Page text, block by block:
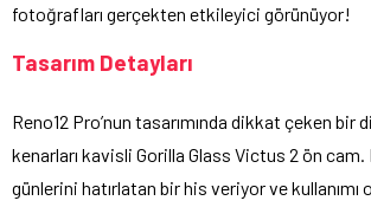
fotoğrafları gerçekten etkileyici görünüyor!
Tasarım Detayları
Reno12 Pro’nun tasarımında dikkat çeken bir
kenarları kavisli Gorilla Glass Victus 2 ön
günlerini hatırlatan bir his veriyor ve